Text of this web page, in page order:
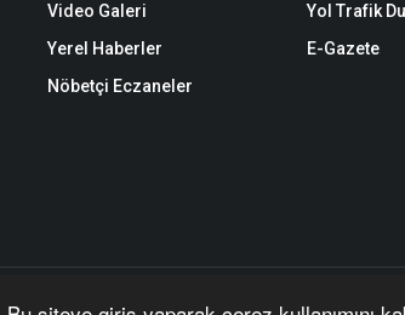
Video Galeri
Yerel Haberler
Nöbetçi Eczaneler
Yol Trafik
E-Gazete